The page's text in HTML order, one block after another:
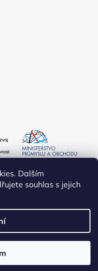
Dalším
souhlas s jejich
práva vyhrazena.Upravit